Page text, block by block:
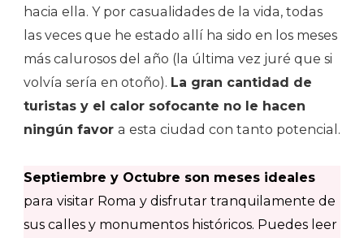
hacia ella. Y por casualidades de la vida, todas
las veces que he estado allí ha sido en los meses
más calurosos del año (la última vez juré que si
volvía sería en otoño). La gran cantidad de
turistas y el calor sofocante no le hacen
ningún favor a esta ciudad con tanto potencial.
Septiembre y Octubre son meses ideales
para visitar Roma y disfrutar tranquilamente de
sus calles y monumentos históricos. Puedes leer